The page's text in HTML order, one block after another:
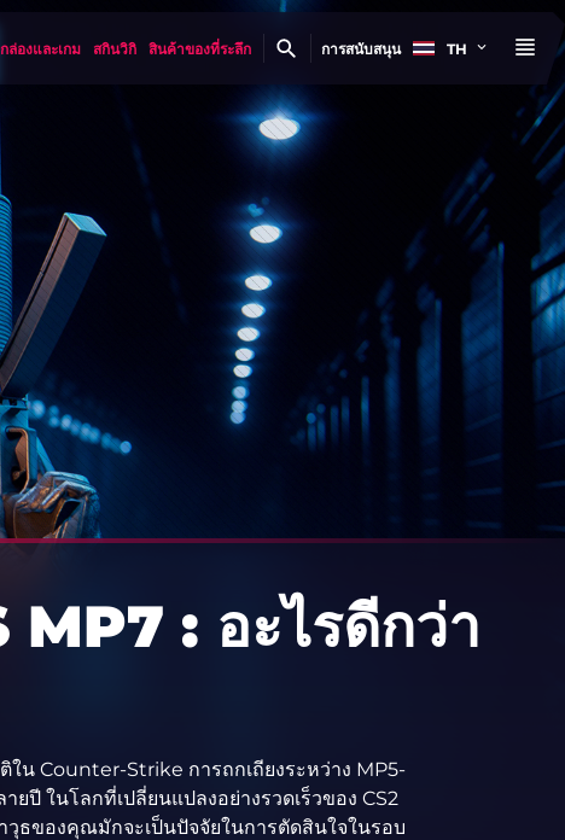
กล่องและเกม สกินวิกิ สินค้าของที่ระลึก การสนับสนุน TH
MP7 : อะไรดีกว่า
น Counter-Strike การถกเถียงระหว่าง MP5-
ยปี ในโลกที่เปลี่ยนแปลงอย่างรวดเร็วของ CS2
ธของคุณมักจะเป็นปัจจัยในการตัดสินใจในรอบ